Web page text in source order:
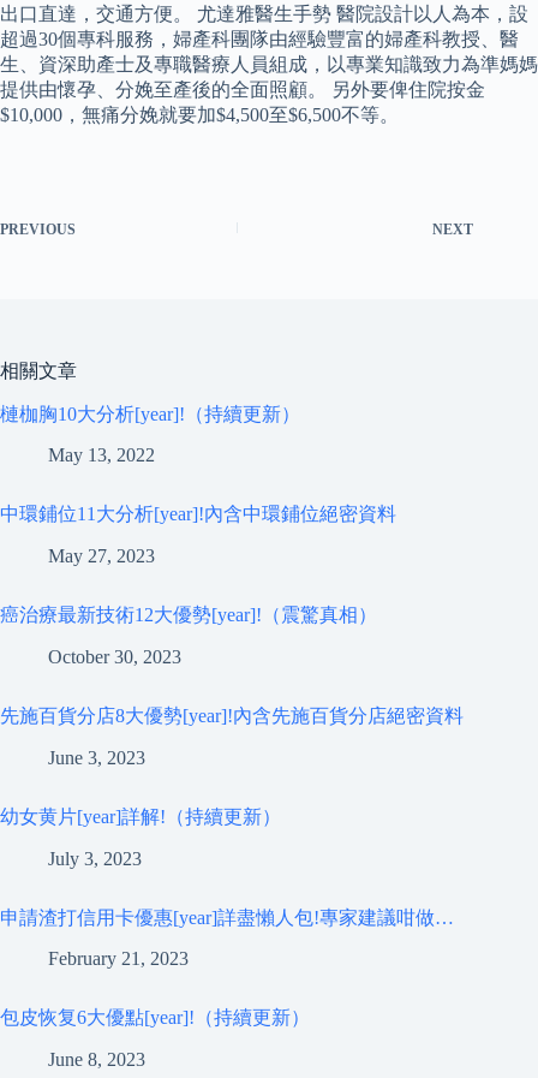
出口直達，交通方便。 尤達雅醫生手勢 醫院設計以人為本，設
超過30個專科服務，婦產科團隊由經驗豐富的婦產科教授、醫
生、資深助產士及專職醫療人員組成，以專業知識致力為準媽媽
提供由懷孕、分娩至產後的全面照顧。 另外要俾住院按金
$10,000，無痛分娩就要加$4,500至$6,500不等。
PREVIOUS NEXT
相關文章
槤枷胸10大分析[year]!（持續更新）
May 13, 2022
中環鋪位11大分析[year]!內含中環鋪位絕密資料
May 27, 2023
癌治療最新技術12大優勢[year]!（震驚真相）
October 30, 2023
先施百貨分店8大優勢[year]!內含先施百貨分店絕密資料
June 3, 2023
幼女黄片[year]詳解!（持續更新）
July 3, 2023
申請渣打信用卡優惠[year]詳盡懶人包!專家建議咁做…
February 21, 2023
包皮恢复6大優點[year]!（持續更新）
June 8, 2023